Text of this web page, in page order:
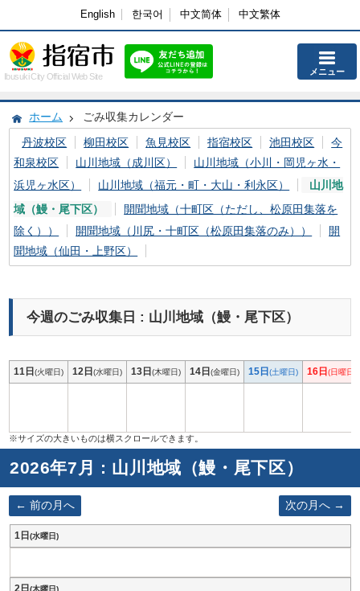
English 한국어 中文简体 中文繁体
Ibusuki City Official Web Site メニュー
ホーム
ごみ収集カレンダー
丹波校区
柳田校区 魚見校区 指宿校区 池田校区
今
和泉校区
山川地域（成川区）
山川地域（小川・岡児ヶ水・
浜児ヶ水区）
山川地域（福元・町・大山・利永区）
山川地
域（鰻・尾下区）
開聞地域（十町区（ただし、松原田集落を
除く））
開聞地域（川尻・十町区（松原田集落のみ））
開
聞地域（仙田・上野区）
今週のごみ収集日 : 山川地域（鰻・尾下区）
11日(火曜日) 12日(水曜日) 13日(木曜日) 14日(金曜日) 15日(土曜日) 16日(日曜日)
2026年7月 : 山川地域（鰻・尾下区）
前の月へ 次の月へ
1日 (水曜日)
2日 (木曜日)